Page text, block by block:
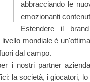
abbracciando le
emozionanti
Estendere il
mondiale è
dal campo.
i nostri partner
la società, i giocatori,